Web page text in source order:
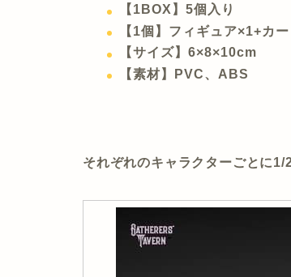
【1BOX】5個入り
【1個】フィギュア×1+カ
【サイズ】6×8×10cm
【素材】PVC、ABS
それぞれのキャラクターごとに1/